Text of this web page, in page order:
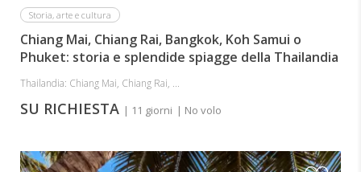
Storia, arte e cultura
Chiang Mai, Chiang Rai, Bangkok, Koh Samui o
Phuket: storia e splendide spiagge della Thailandia
Thailandia: Chiang Mai, Chiang Rai, ...
SU RICHIESTA | 11 giorni | No volo